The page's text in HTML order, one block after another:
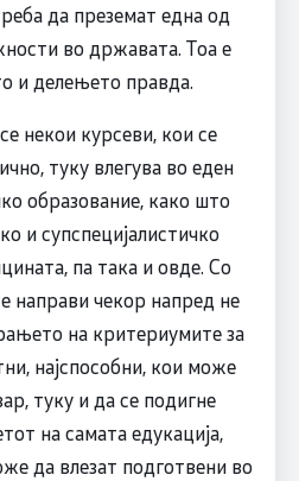
да преземат една од
во државата. Тоа е
и делењето правда.
некои курсеви, кои се
туку влегува во еден
образование, како што
и супспецијалистичко
па така и овде. Со
направи чекор напред не
на критериумите за
најспособни, кои може
туку и да се подигне
на самата едукација,
да влезат подготвени во